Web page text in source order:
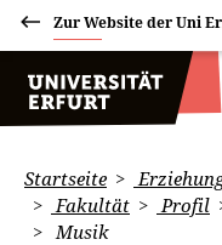
Zur Website der Uni
Startseite
Fakultät
Profil
Musik